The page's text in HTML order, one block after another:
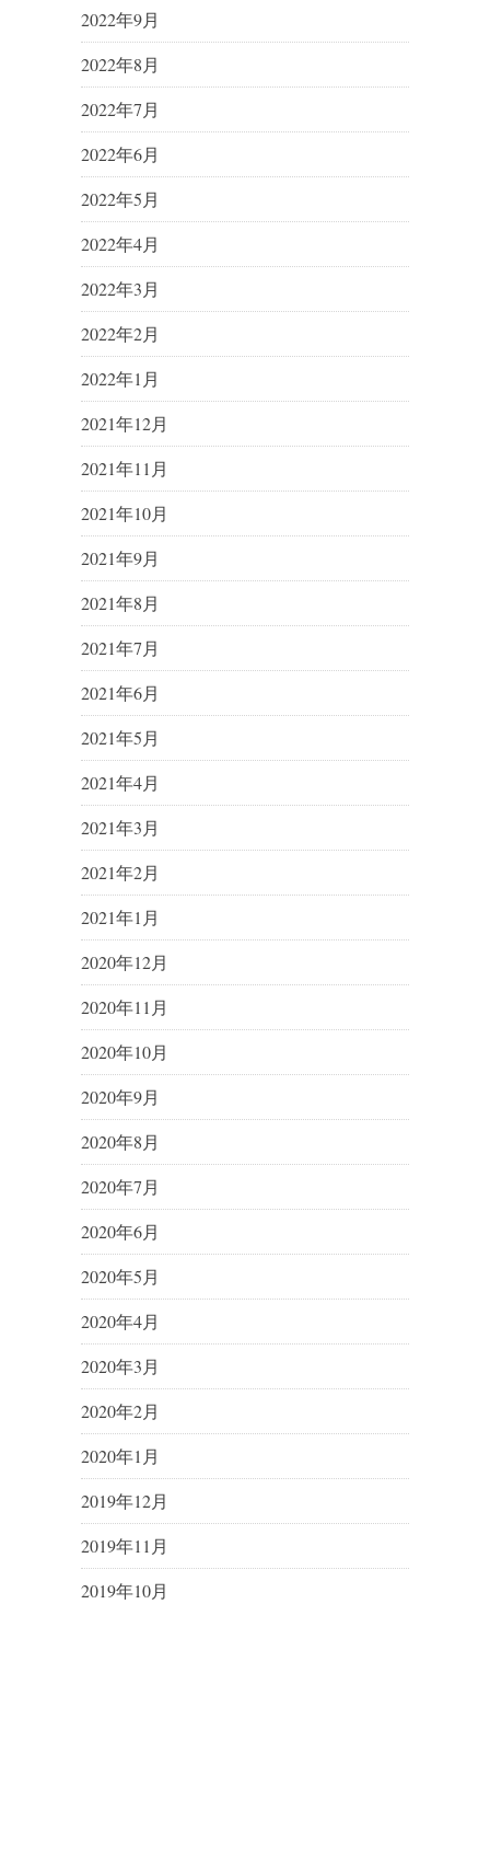
2022年9月
2022年8月
2022年7月
2022年6月
2022年5月
2022年4月
2022年3月
2022年2月
2022年1月
2021年12月
2021年11月
2021年10月
2021年9月
2021年8月
2021年7月
2021年6月
2021年5月
2021年4月
2021年3月
2021年2月
2021年1月
2020年12月
2020年11月
2020年10月
2020年9月
2020年8月
2020年7月
2020年6月
2020年5月
2020年4月
2020年3月
2020年2月
2020年1月
2019年12月
2019年11月
2019年10月